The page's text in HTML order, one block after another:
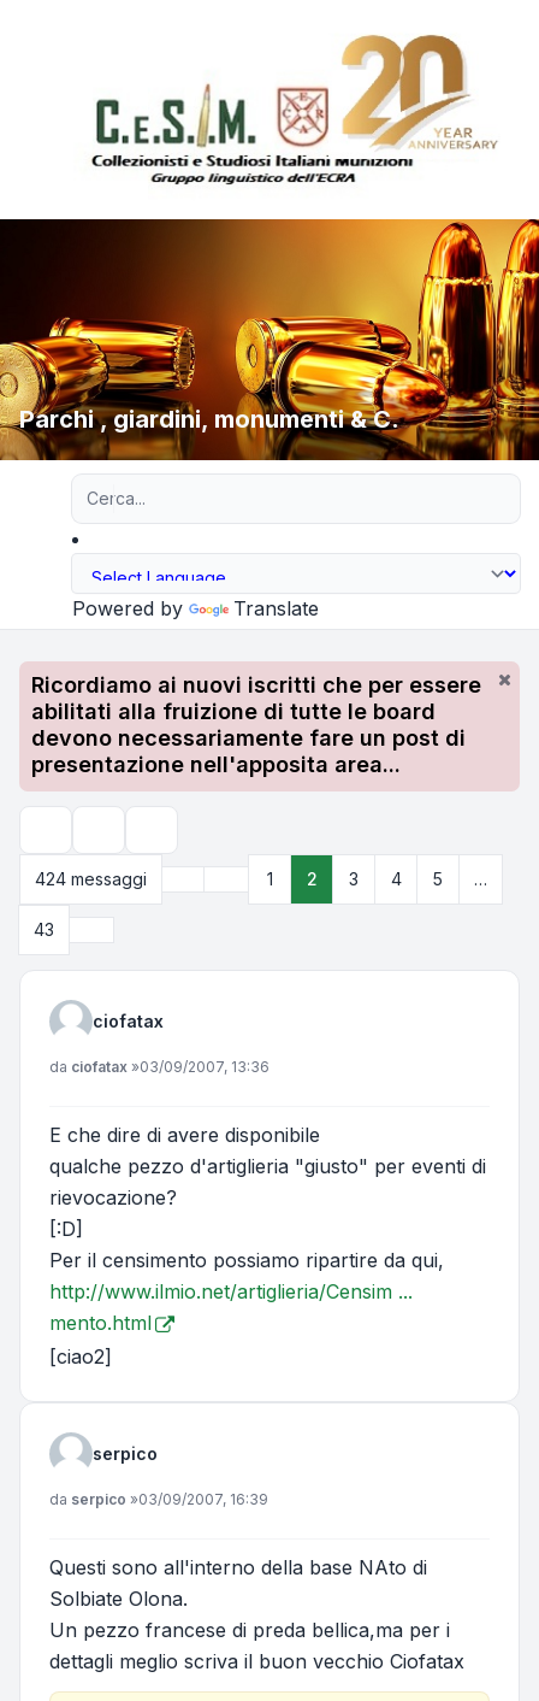
Parchi , giardini, monumenti & C.
Powered by Translate
Ricordiamo ai nuovi iscritti che per essere
abilitati alla fruizione di tutte le board
devono necessariamente fare un post di
presentazione nell'apposita area...
424 messaggi
Pagina2di 43
Precedente
1 2 3 4 5 …
43
ciofatax
Messaggio
da ciofatax »03/09/2007, 13:36
E che dire di avere disponibile
qualche pezzo d'artiglieria "giusto" per eventi di
rievocazione?
[:D]
Per il censimento possiamo ripartire da qui,
http://www.ilmio.net/artiglieria/Censim ...
mento.html
[ciao2]
serpico
Messaggio
da serpico »03/09/2007, 16:39
Questi sono all'interno della base NAto di
Solbiate Olona.
Un pezzo francese di preda bellica,ma per i
dettagli meglio scriva il buon vecchio Ciofatax